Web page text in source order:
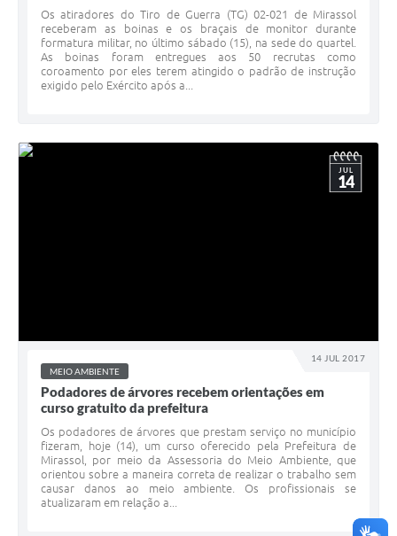
Os atiradores do Tiro de Guerra (TG) 02-021 de Mirassol
receberam as boinas e os braçais de monitor durante
formatura militar, no último sábado (15), na sede do quartel.
As boinas foram entregues aos 50 recrutas como
coroamento por eles terem atingido o padrão de instrução
exigido pelo Exército após a...
14 JUL 2017
JUL
14
MEIO AMBIENTE
Podadores de árvores recebem orientações em
curso gratuito da prefeitura
Os podadores de árvores que prestam serviço no município
fizeram, hoje (14), um curso oferecido pela Prefeitura de
Mirassol, por meio da Assessoria do Meio Ambiente, que
orientou sobre a maneira correta de realizar o trabalho sem
causar danos ao meio ambiente. Os profissionais se
atualizaram em relação a...